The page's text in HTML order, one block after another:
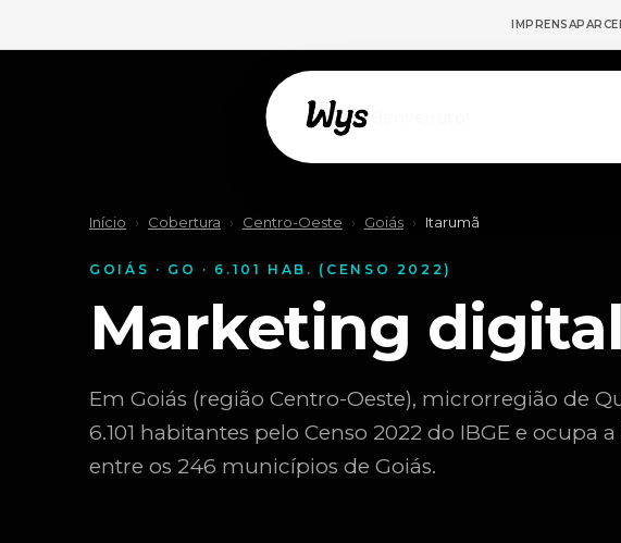
IMPRENSA
Início › Cobertura › Centro-Oeste › Goiás › Itarumã
GOIÁS · GO · 6.101 HAB. (CENSO 2022)
Marketing
Em Goiás (região Centro-Oeste), microrregião de
6.101 habitantes pelo Censo 2022 do IBGE e ocupa
entre os 246 municípios de Goiás.